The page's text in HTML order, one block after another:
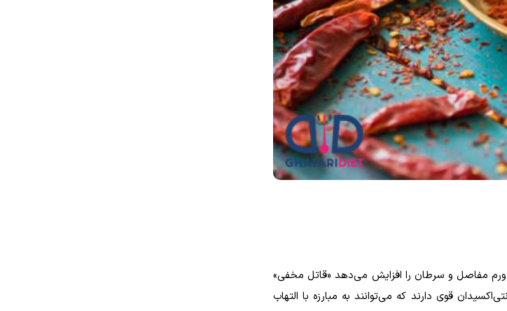
ورم مفاصل و سرطان را افزایش می‌دهد «قاتل مخفی»
قوی دارند که می‌توانند به مبارزه با التهاب